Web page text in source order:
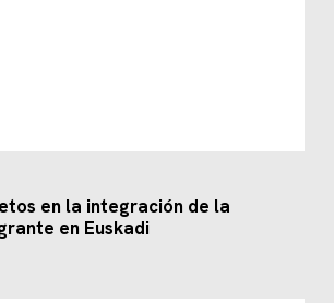
en la integración de la
en Euskadi